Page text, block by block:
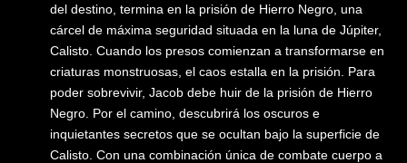
del destino, termina en la prisión de Hierro Negro, una
cárcel de máxima seguridad situada en la luna de Júpiter,
Calisto. Cuando los presos comienzan a transformarse en
criaturas monstruosas, el caos estalla en la prisión. Para
poder sobrevivir, Jacob debe huir de la prisión de Hierro
Negro. Por el camino, descubrirá los oscuros e
inquietantes secretos que se ocultan bajo la superficie de
Calisto. Con una combinación única de combate cuerpo a